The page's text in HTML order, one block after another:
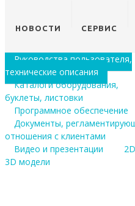
НОВОСТИ СЕРВИС
Руководства пользователя,
технические описания
Каталоги оборудования,
буклеты, листовки
Программное обеспечение
Документы,
отношения с клиентами
Видео и презентации
3D модели